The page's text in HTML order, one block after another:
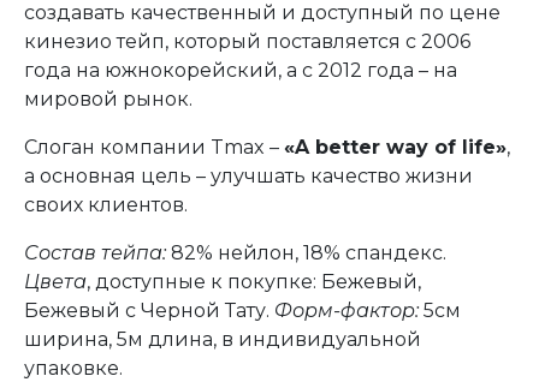
создавать качественный и доступный по цене
кинезио тейп, который поставляется с 2006
года на южнокорейский, а с 2012 года – на
мировой рынок.
Слоган компании Tmax – «A better way of life»,
а основная цель – улучшать качество жизни
своих клиентов.
Состав тейпа: 82% нейлон, 18% спандекс.
Цвета, доступные к покупке: Бежевый,
Бежевый с Черной Тату. Форм-фактор: 5см
ширина, 5м длина, в индивидуальной
упаковке.